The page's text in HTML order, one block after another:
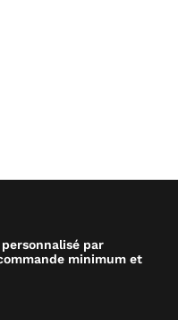
par
minimum et